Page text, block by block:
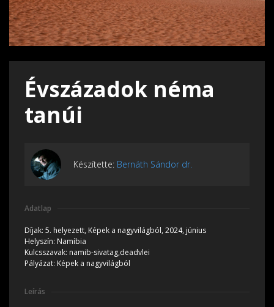
Évszázadok néma
tanúi
Készítette: Bernáth Sándor dr.
Adatlap
Díjak: 5. helyezett, Képek a nagyvilágból, 2024, június
Helyszín: Namíbia
Kulcsszavak: namib-sivatag,deadvlei
Pályázat: Képek a nagyvilágból
Leírás